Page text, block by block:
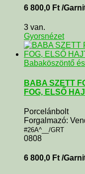
6 800,0 Ft /
3 van.
Gyorsnézet
Babaköszöntő
BABA SZETT
FOG, ELSŐ
Porcelánbolt
Forgalmazó:
#26A^__/GRT
0808
6 800,0 Ft /